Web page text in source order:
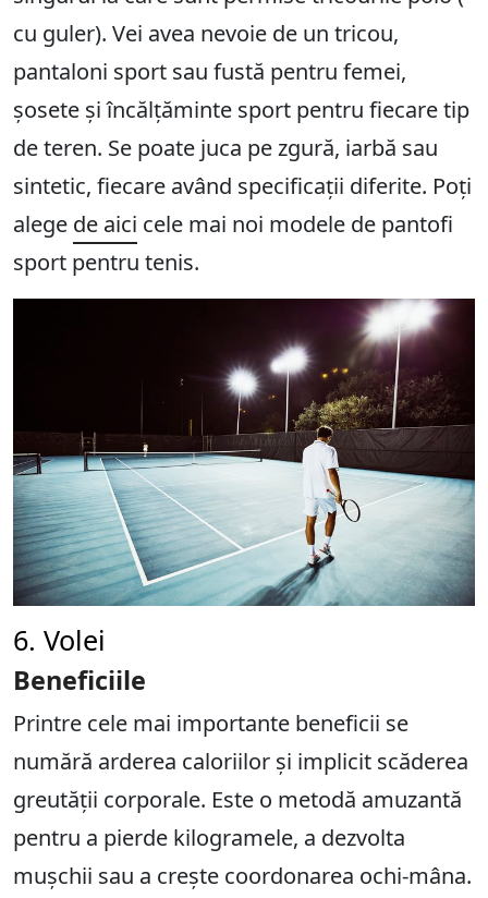
cu guler). Vei avea nevoie de un tricou,
pantaloni sport sau fustă pentru femei,
șosete și încălțăminte sport pentru fiecare tip
de teren. Se poate juca pe zgură, iarbă sau
sintetic, fiecare având specificații diferite. Poți
alege de aici cele mai noi modele de pantofi
sport pentru tenis.
6. Volei
Beneficiile
Printre cele mai importante beneficii se
numără arderea caloriilor și implicit scăderea
greutății corporale. Este o metodă amuzantă
pentru a pierde kilogramele, a dezvolta
mușchii sau a crește coordonarea ochi-mâna.